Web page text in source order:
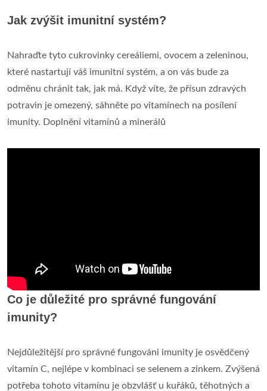
Jak zvýšit imunitní systém?
Nahraďte tyto cukrovinky cereáliemi, ovocem a zeleninou,
které nastartují váš imunitní systém, a on vás bude za
odměnu chránit tak, jak má. Když víte, že přísun zdravých
potravin je omezený, sáhněte po vitamínech na posílení
imunity. Doplnění vitamínů a minerálů
Co je důležité pro správné fungování
imunity?
Nejdůležitější pro správné fungováni imunity je osvědčený
vitamín C, nejlépe v kombinaci se selenem a zinkem. Zvýšená
potřeba tohoto vitamínu je obzvlášť u kuřáků, těhotných a